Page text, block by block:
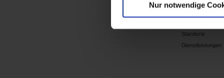
Nur notwendige
Wer sind wir ?
Standorte
Dienstleistungen